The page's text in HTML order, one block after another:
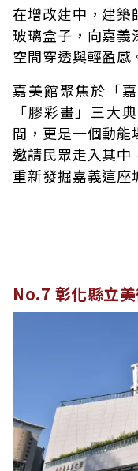
在增改建中，建
玻璃盒子，向嘉義
空間穿透與輕盈感
嘉美館聚焦於「
「膠彩畫」三大
間，更是一個動能
邀請民眾走入其中
重新發掘嘉義這座
No.7 彰化縣立